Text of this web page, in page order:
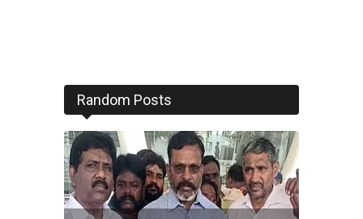
Random Posts